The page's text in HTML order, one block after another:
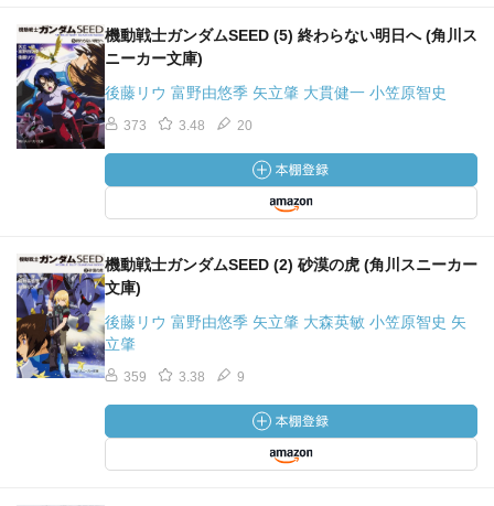
機動戦士ガンダムSEED (5) 終わらない明日へ (角川ス
ニーカー文庫)
後藤リウ 富野由悠季 矢立肇 大貫健一 小笠原智史
373 3.48 20
機動戦士ガンダムSEED (2) 砂漠の虎 (角川スニーカー
文庫)
後藤リウ 富野由悠季 矢立肇 大森英敏 小笠原智史 矢
立肇
359 3.38 9